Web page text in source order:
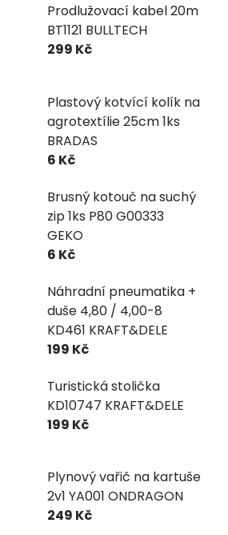
Prodlužovací kabel 20m
BT1121 BULLTECH
299 Kč
Plastový kotvící kolík na
agrotextílie 25cm 1ks
BRADAS
6 Kč
Brusný kotouč na suchý
zip 1ks P80 G00333
GEKO
6 Kč
Náhradní pneumatika +
duše 4,80 / 4,00-8
KD461 KRAFT&DELE
199 Kč
Turistická stolička
KD10747 KRAFT&DELE
199 Kč
Plynový vařič na kartuše
2v1 YA001 ONDRAGON
249 Kč